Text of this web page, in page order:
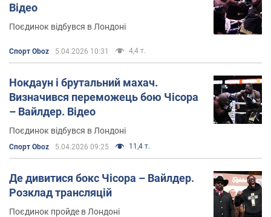
Відео
Поєдинок відбувся в Лондоні
Спорт Oboz 5.04.2026 10:31 4,4 т.
Нокдаун і брутальний махач.
Визначився переможець бою Чісора
– Вайлдер. Відео
Поєдинок відбувся в Лондоні
Спорт Oboz 5.04.2026 09:25 11,4 т.
Де дивитися бокс Чісора – Вайлдер.
Розклад трансляцій
Поєдинок пройде в Лондоні